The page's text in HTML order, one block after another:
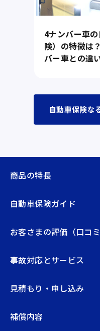
4ナンバー車
険）の特徴は
バー車との違
自動車保険な
商品の特長
自動車保険ガイド
お客さまの評価（口コミ
事故対応とサービス
見積もり・申し込み
補償内容